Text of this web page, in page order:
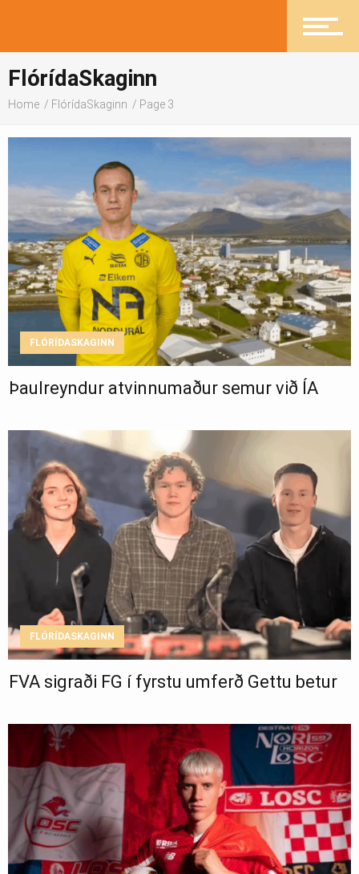
Pistlar
Greinasafn
Ljósmyndasafn
FlórídaSkaginn
Home FlórídaSkaginn Page 3
FLÓRÍDASKAGINN
Þaulreyndur atvinnumaður semur við ÍA
FLÓRÍDASKAGINN
FVA sigraði FG í fyrstu umferð Gettu betur